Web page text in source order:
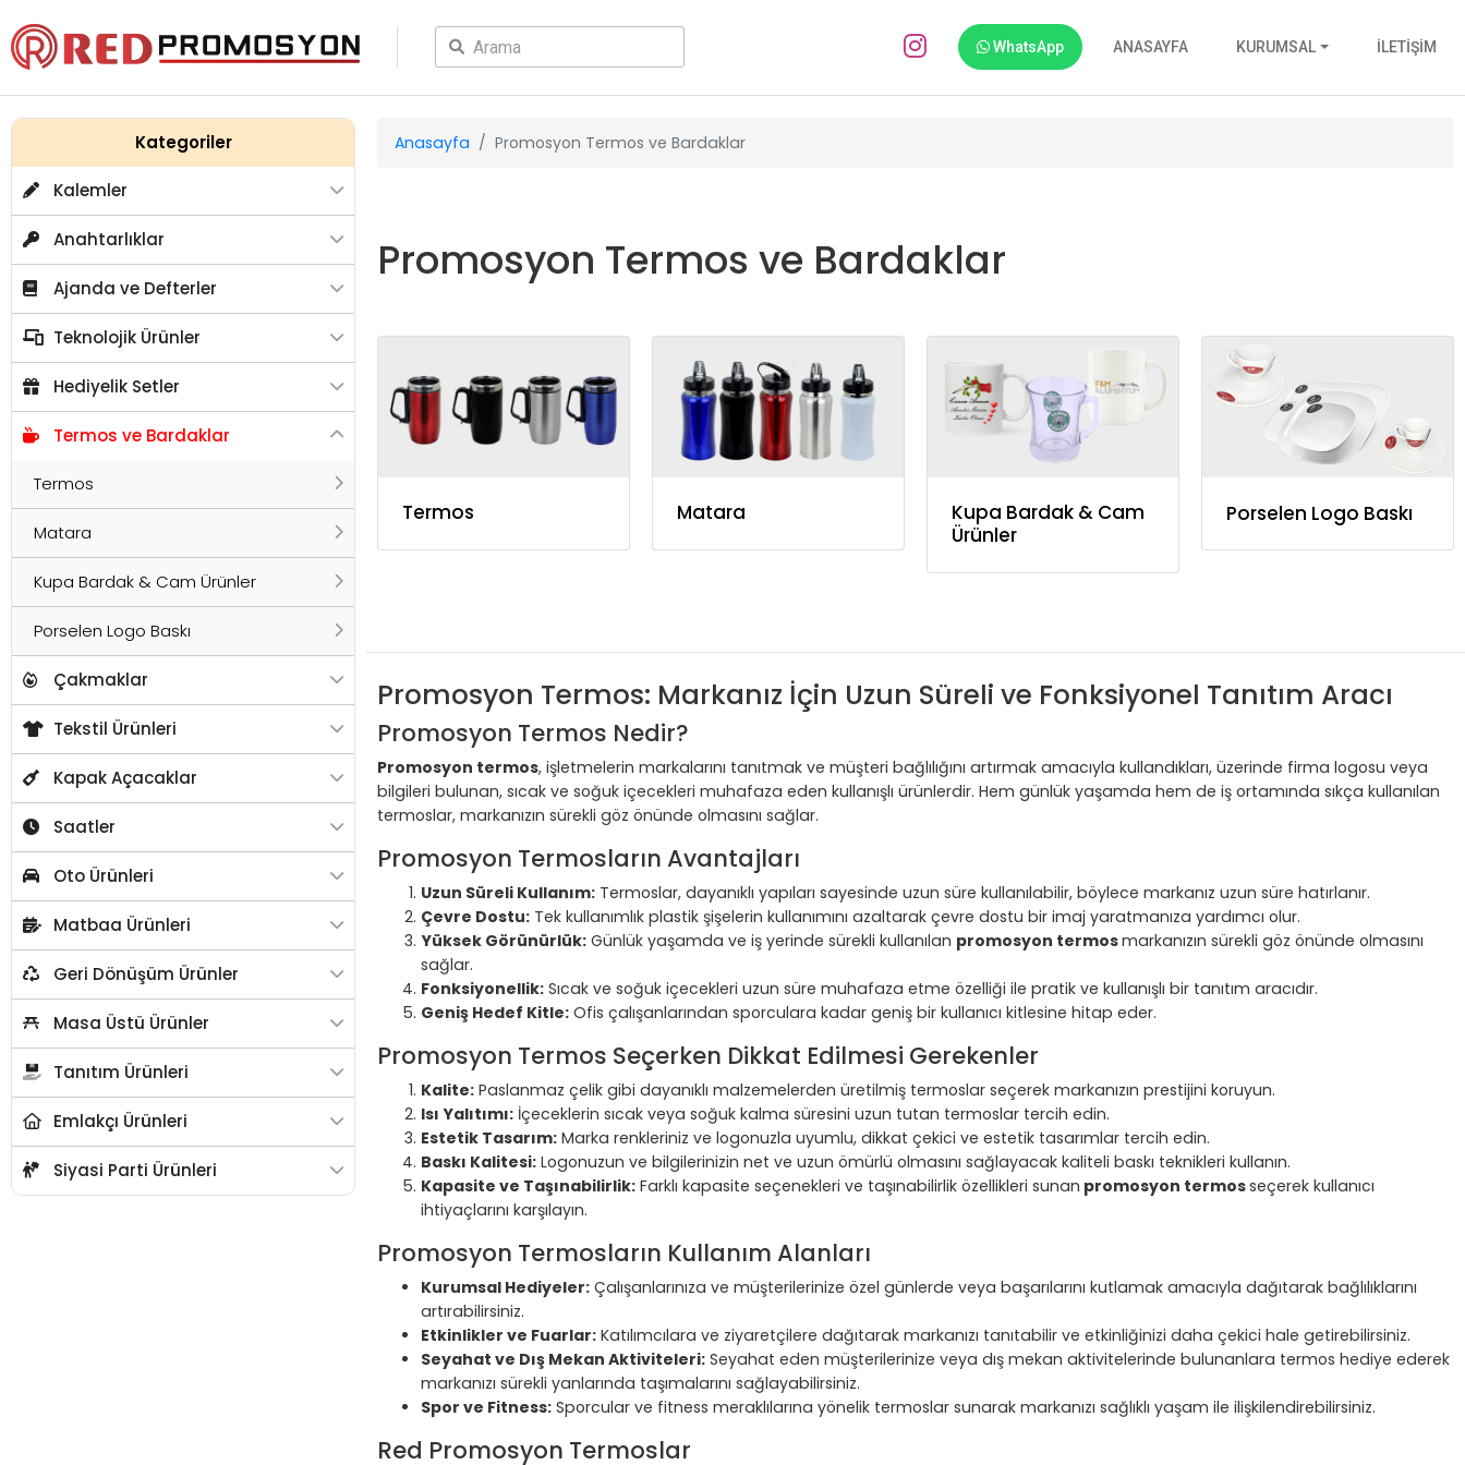
WhatsApp ANASAYFA KURUMSAL İLETİŞİM
Kategoriler
Kalemler
Anahtarlıklar
Ajanda ve Defterler
Teknolojik Ürünler
Hediyelik Setler
Termos ve Bardaklar
Termos
Matara
Kupa Bardak & Cam Ürünler
Porselen Logo Baskı
Çakmaklar
Tekstil Ürünleri
Kapak Açacaklar
Saatler
Oto Ürünleri
Matbaa Ürünleri
Geri Dönüşüm Ürünler
Masa Üstü Ürünler
Tanıtım Ürünleri
Emlakçı Ürünleri
Siyasi Parti Ürünleri
Anasayfa Promosyon Termos ve Bardaklar
Promosyon Termos ve Bardaklar
Termos Matara
Kupa Bardak & Cam
Ürünler
Porselen Logo Baskı
Promosyon Termos: Markanız İçin Uzun Süreli ve Fonksiyonel Tanıtım Aracı
Promosyon Termos Nedir?
Promosyon termos, işletmelerin markalarını tanıtmak ve müşteri bağlılığını artırmak amacıyla kullandıkları, üzerinde firma logosu veya
bilgileri bulunan, sıcak ve soğuk içecekleri muhafaza eden kullanışlı ürünlerdir. Hem günlük yaşamda hem de iş ortamında sıkça kullanılan
termoslar, markanızın sürekli göz önünde olmasını sağlar.
Promosyon Termosların Avantajları
Uzun Süreli Kullanım: Termoslar, dayanıklı yapıları sayesinde uzun süre kullanılabilir, böylece markanız uzun süre hatırlanır.
Çevre Dostu: Tek kullanımlık plastik şişelerin kullanımını azaltarak çevre dostu bir imaj yaratmanıza yardımcı olur.
Yüksek Görünürlük: Günlük yaşamda ve iş yerinde sürekli kullanılan promosyon termosmarkanızın sürekli göz önünde olmasını
sağlar.
Fonksiyonellik: Sıcak ve soğuk içecekleri uzun süre muhafaza etme özelliği ile pratik ve kullanışlı bir tanıtım aracıdır.
Geniş Hedef Kitle: Ofis çalışanlarından sporculara kadar geniş bir kullanıcı kitlesine hitap eder.
Promosyon Termos Seçerken Dikkat Edilmesi Gerekenler
Kalite: Paslanmaz çelik gibi dayanıklı malzemelerden üretilmiş termoslar seçerek markanızın prestijini koruyun.
Isı Yalıtımı: İçeceklerin sıcak veya soğuk kalma süresini uzun tutan termoslar tercih edin.
Estetik Tasarım: Marka renkleriniz ve logonuzla uyumlu, dikkat çekici ve estetik tasarımlar tercih edin.
Baskı Kalitesi: Logonuzun ve bilgilerinizin net ve uzun ömürlü olmasını sağlayacak kaliteli baskı teknikleri kullanın.
Kapasite ve Taşınabilirlik: Farklı kapasite seçenekleri ve taşınabilirlik özellikleri sunan promosyon termosseçerek kullanıcı
ihtiyaçlarını karşılayın.
Promosyon Termosların Kullanım Alanları
Kurumsal Hediyeler: Çalışanlarınıza ve müşterilerinize özel günlerde veya başarılarını kutlamak amacıyla dağıtarak bağlılıklarını
artırabilirsiniz.
Etkinlikler ve Fuarlar: Katılımcılara ve ziyaretçilere dağıtarak markanızı tanıtabilir ve etkinliğinizi daha çekici hale getirebilirsiniz.
Seyahat ve Dış Mekan Aktiviteleri: Seyahat eden müşterilerinize veya dış mekan aktivitelerinde bulunanlara termos hediye ederek
markanızı sürekli yanlarında taşımalarını sağlayabilirsiniz.
Spor ve Fitness: Sporcular ve fitness meraklılarına yönelik termoslar sunarak markanızı sağlıklı yaşam ile ilişkilendirebilirsiniz.
Red Promosyon Termoslar